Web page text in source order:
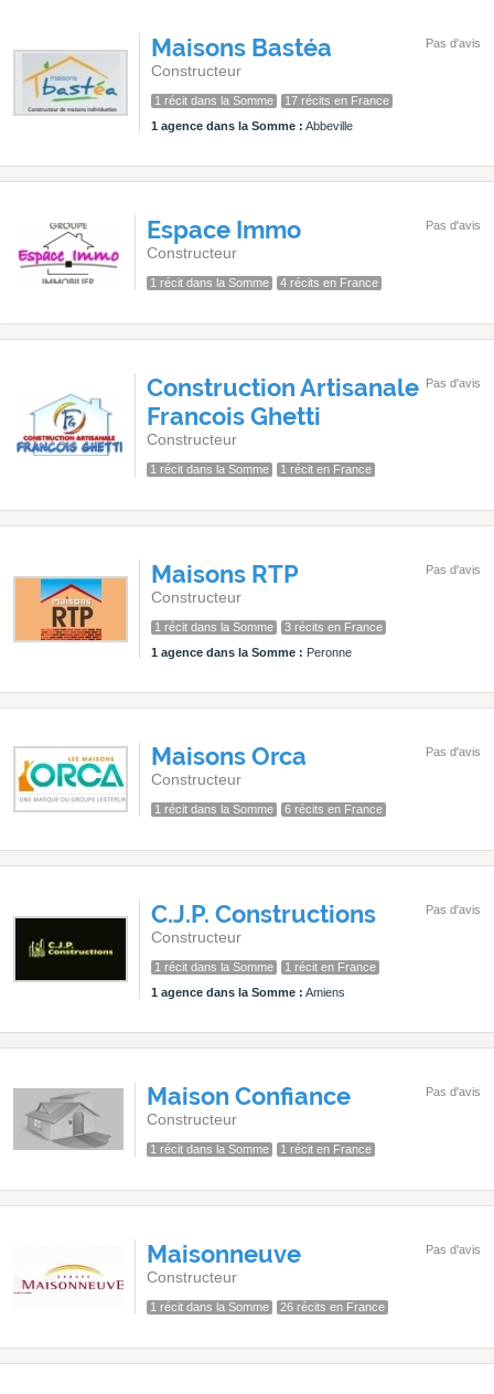
Maisons Bastéa
Constructeur
1 récit dans la Somme
17 récits en France
1 agence dans la Somme : Abbeville
Pas d'avis
Espace Immo
Constructeur
1 récit dans la Somme 4 récits en France
Pas d'avis
Construction Artisanale
Francois Ghetti
Constructeur
1 récit dans la Somme 1 récit en France
Pas d'avis
Maisons RTP
Constructeur
1 récit dans la Somme
3 récits en France
1 agence dans la Somme : Peronne
Pas d'avis
Maisons Orca
Constructeur
1 récit dans la Somme 6 récits en France
Pas d'avis
C.J.P. Constructions
Constructeur
1 récit dans la Somme
1 récit en France
1 agence dans la Somme : Amiens
Pas d'avis
Maison Confiance
Constructeur
1 récit dans la Somme 1 récit en France
Pas d'avis
Maisonneuve
Constructeur
1 récit dans la Somme 26 récits en France
Pas d'avis